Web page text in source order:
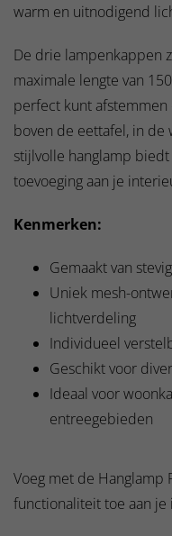
warm en uitnodigend
De drie lampenkappen
maximale lengte van
perfect kunt
boven de eettafel, in de
stijlvolle hanglamp
toevoeging aan je
Kenmerken:
Gemaakt van
Uniek mesh-
lichtverdeling
Individueel
Geschikt voor
Ideaal voor
entreegebieden
Voeg met de Hanglamp
functionaliteit toe aan je